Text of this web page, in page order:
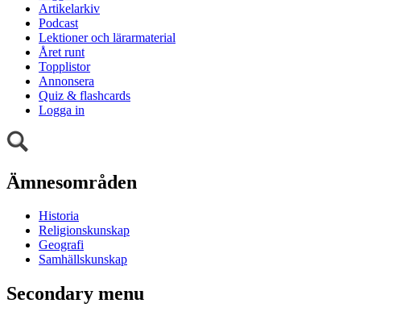
Artikelarkiv
Podcast
Lektioner och lärarmaterial
Året runt
Topplistor
Annonsera
Quiz & flashcards
Logga in
Ämnesområden
Historia
Religionskunskap
Geografi
Samhällskunskap
Secondary menu